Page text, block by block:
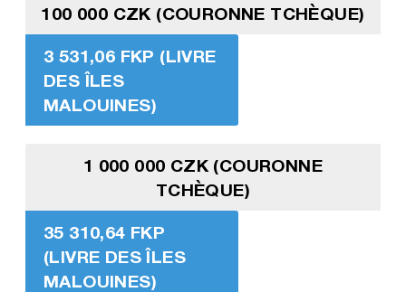
100 000 CZK (COURONNE TCHÈQUE)
3 531,06 FKP (LIVRE
DES ÎLES
MALOUINES)
1 000 000 CZK (COURONNE
TCHÈQUE)
35 310,64 FKP
(LIVRE DES ÎLES
MALOUINES)